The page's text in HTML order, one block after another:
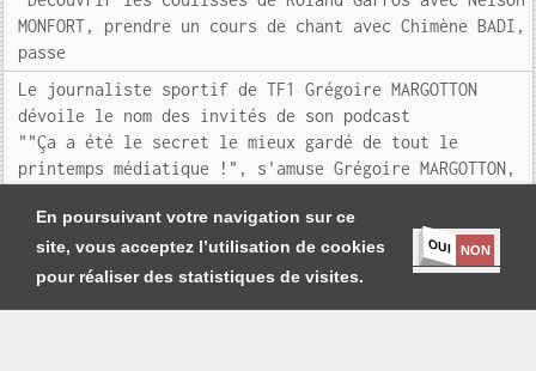
En poursuivant votre navigation sur ce
site, vous acceptez l’utilisation de cookies
pour réaliser des statistiques de visites.
OUI NON
MONFORT, prendre un cours de chant avec Chimène BADI,
passe
Le journaliste sportif de TF1 Grégoire MARGOTTON
dévoile le nom des invités de son podcast
""Ça a été le secret le mieux gardé de tout le
printemps médiatique !", s'amuse Grégoire MARGOTTON,